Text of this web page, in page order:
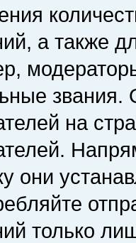
а также
звания.
на
они
только